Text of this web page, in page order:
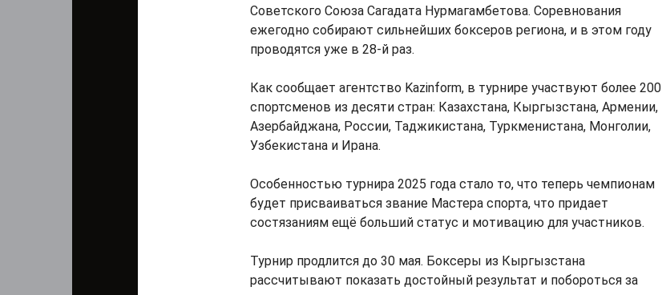
Советского Союза Сагадата Нурмагамбетова. Соревнования
ежегодно собирают сильнейших боксеров региона, и в этом году
проводятся уже в 28-й раз.
Как сообщает агентство Kazinform, в турнире участвуют более 200
спортсменов из десяти стран: Казахстана, Кыргызстана, Армении,
Азербайджана, России, Таджикистана, Туркменистана, Монголии,
Узбекистана и Ирана.
Особенностью турнира 2025 года стало то, что теперь чемпионам
будет присваиваться звание Мастера спорта, что придает
состязаниям ещё больший статус и мотивацию для участников.
Турнир продлится до 30 мая. Боксеры из Кыргызстана
рассчитывают показать достойный результат и побороться за